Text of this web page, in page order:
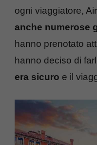
ogni viaggiatore,
anche numerose
hanno prenotato
hanno deciso di
era sicuro e il